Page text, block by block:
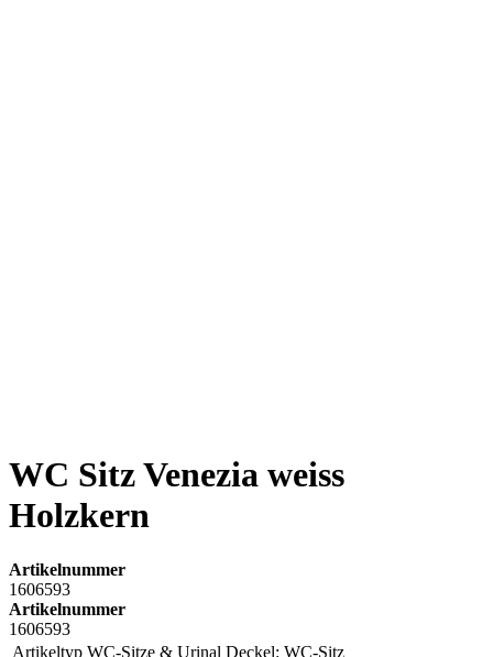
WC Sitz Venezia weiss
Holzkern
Artikelnummer
1606593
Artikelnummer
1606593
Artikeltyp WC-Sitze & Urinal Deckel: WC-Sitz